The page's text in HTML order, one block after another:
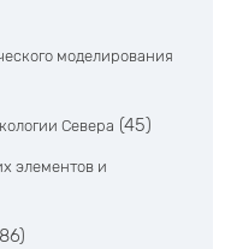
моделирования
Севера (45)
элементов и